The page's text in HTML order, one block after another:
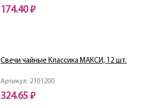
174.40 ₽
Артикул: 2101200
Свечи чайные Классика МАКСИ, 12 шт.
324.65 ₽